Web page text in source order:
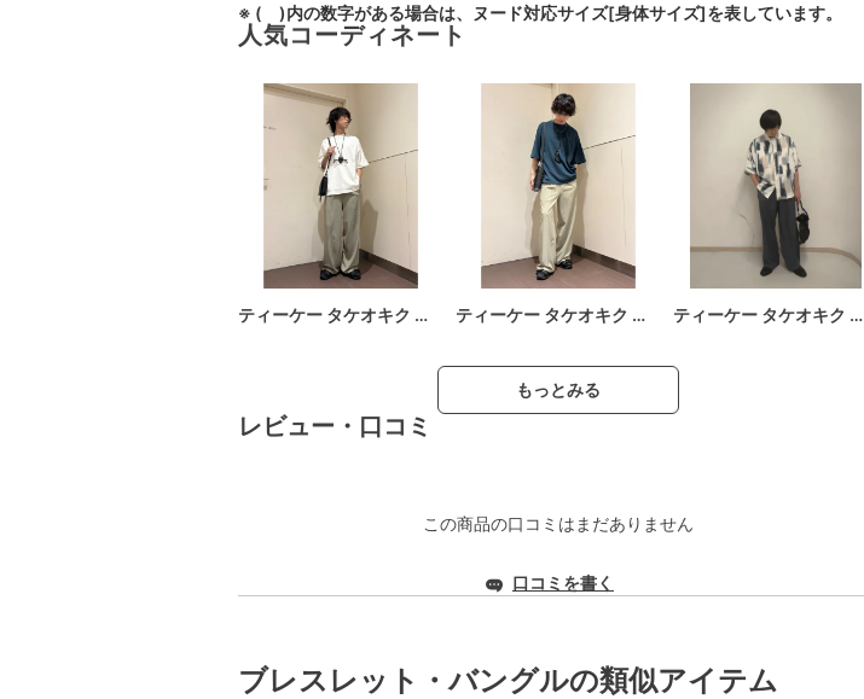
※ ( )内の数字がある場合は、ヌード対応サイズ[身体サイズ]を表しています。
人気コーディネート
ティーケー タケオキク … ティーケー タケオキク … ティーケー タケオキク …
もっとみる
レビュー・口コミ
この商品の口コミはまだありません
口コミを書く
ブレスレット・バングルの類似アイテム